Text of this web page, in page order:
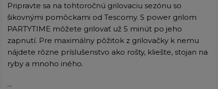
Pripravte sa na tohtoročnú grilovaciu sezónu so
šikovnými pomôckami od Tescomy. S power grilom
PARTYTIME môžete grilovať už 5 minút po jeho
zapnutí. Pre maximálny pôžitok z grilovačky k nemu
nájdete rôzne príslušenstvo ako rošty, kliešte, stojan na
ryby a mnoho iného.
...